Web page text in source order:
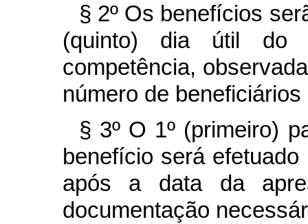
§ 2º Os benefícios
(quinto) dia útil do
competência,
número de
§ 3º O 1º (primeiro)
benefício será
após a data da
documentação